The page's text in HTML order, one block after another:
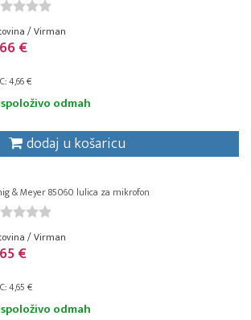
/ Virman
€
4,66 €
odmah
dodaj u košaricu
& Meyer 85060 lulica za mikrofon
/ Virman
€
4,65 €
odmah